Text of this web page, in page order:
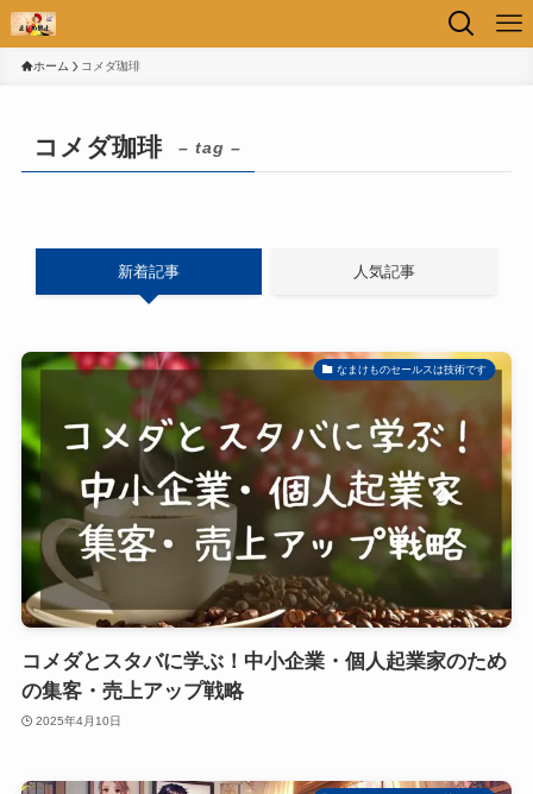
ホーム コメダ珈琲
コメダ珈琲 – tag –
新着記事 人気記事
なまけものセールスは技術です
コメダとスタバに学ぶ！中小企業・個人起業家のため
の集客・売上アップ戦略
2025年4月10日